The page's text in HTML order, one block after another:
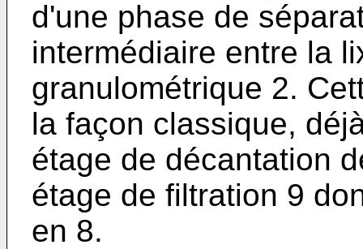
d'une phase de
intermédiaire entre la
granulométrique 2.
la façon classique,
étage de décantation
étage de filtration 9
en 8.